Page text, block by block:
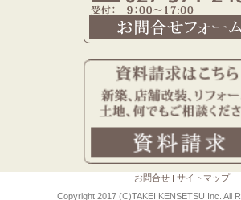
お問合せ
サイトマップ
Copyright 2017 (C)TAKEI KENSETSU Inc. All